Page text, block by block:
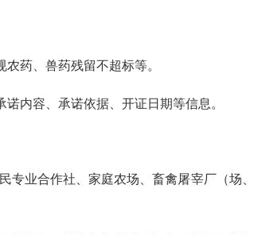
药、兽药残留不超标等。
内容、承诺依据、开证日期等信息。
专业合作社、家庭农场、畜禽屠宰厂（场